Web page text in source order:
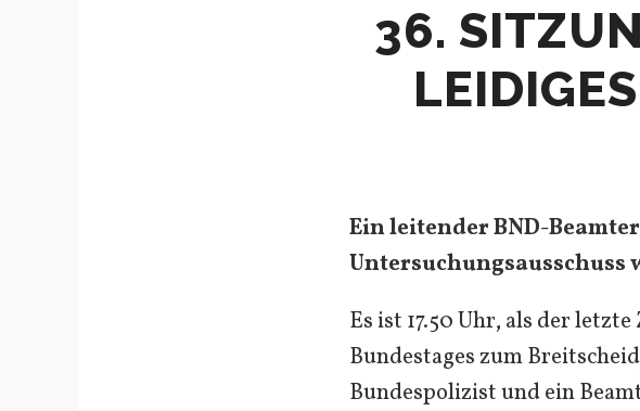
36.
Ein leitender BND-
Es ist 17.50 Uhr, als der
Bundestages zum
Bundespolizist und ein